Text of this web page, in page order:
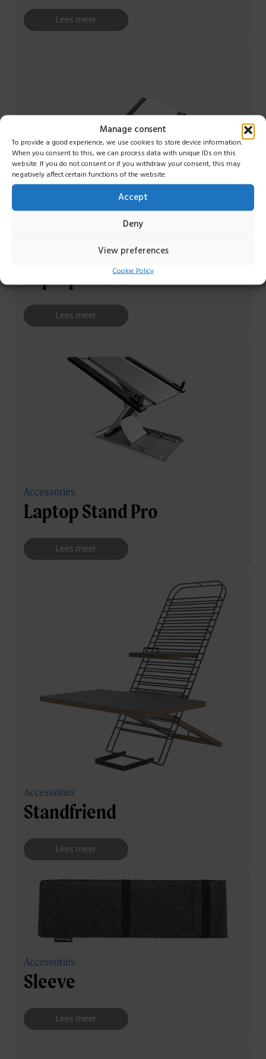
Manage consent
To provide a good experience, we use cookies to store device information.
When you consent to this, we can process data with unique IDs on this
website. If you do not consent or if you withdraw your consent, this may
negatively affect certain functions of the website.
Accept
Deny
View preferences
Cookie Policy
Lees meer
Laptop Stand
Lees meer
Accessories
Laptop Stand Pro
Lees meer
Accessories
Standfriend
Lees meer
Accessories
Sleeve
Lees meer